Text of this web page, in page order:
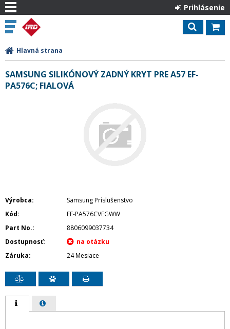
Prihlásenie
Hlavná strana
SAMSUNG SILIKÓNOVÝ ZADNÝ KRYT PRE A57 EF-
PA576C; FIALOVÁ
Výrobca
Samsung Príslušenstvo
Kód
EF-PA576CVEGWW
Part No.
8806099037734
Dostupnosť
Záruka
24 Mesiace